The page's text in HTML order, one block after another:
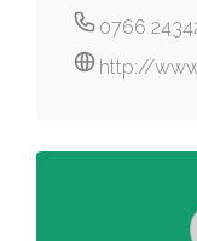
0766
http://